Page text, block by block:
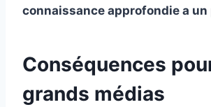
connaissance approfondie a un
Conséquences
grands médias